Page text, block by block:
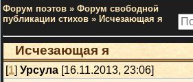
Форум поэтов » Форум свободной
публикации стихов » Исчезающая я
Исчезающая я
[1] Урсула [16.11.2013, 23:06]